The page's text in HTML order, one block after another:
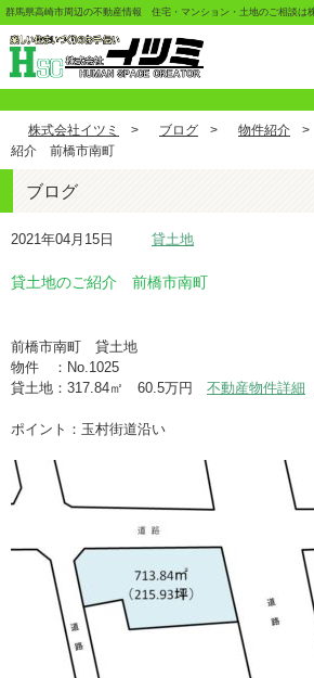
群馬県高崎市周辺の不動産情報 住宅・マンション・土地のご相談は
株式会社イツミ > ブログ > 物件紹介 >
紹介 前橋市南町
ブログ
貸土地のご紹介 前橋市南町
2021年04月15日 貸土地
前橋市南町 貸土地
物件 ：No.1025
貸土地：317.84㎡ 60.5万円 不動産物件詳細
ポイント：玉村街道沿い